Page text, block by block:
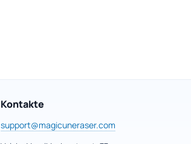
Kontakte
support@magicuneraser.com